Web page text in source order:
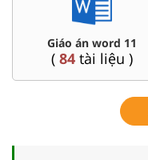
Giáo án word 11
( 84tài liệu )